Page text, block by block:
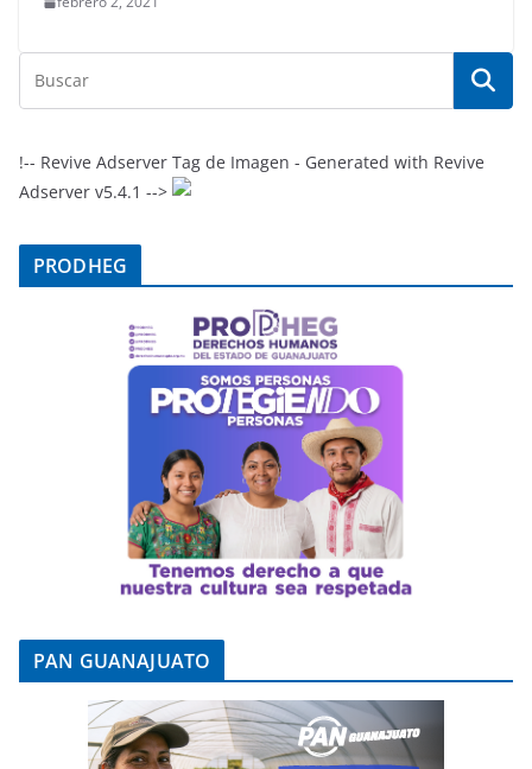
!-- Revive Adserver Tag de Imagen - Generated with Revive
Adserver v5.4.1 -->
PRODHEG
PAN GUANAJUATO